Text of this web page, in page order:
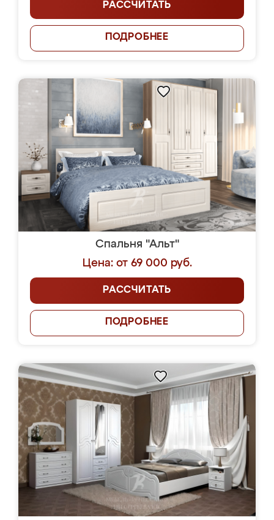
РАССЧИТАТЬ
ПОДРОБНЕЕ
Спальня "Альт"
Цена: от 69 000 руб.
РАССЧИТАТЬ
ПОДРОБНЕЕ